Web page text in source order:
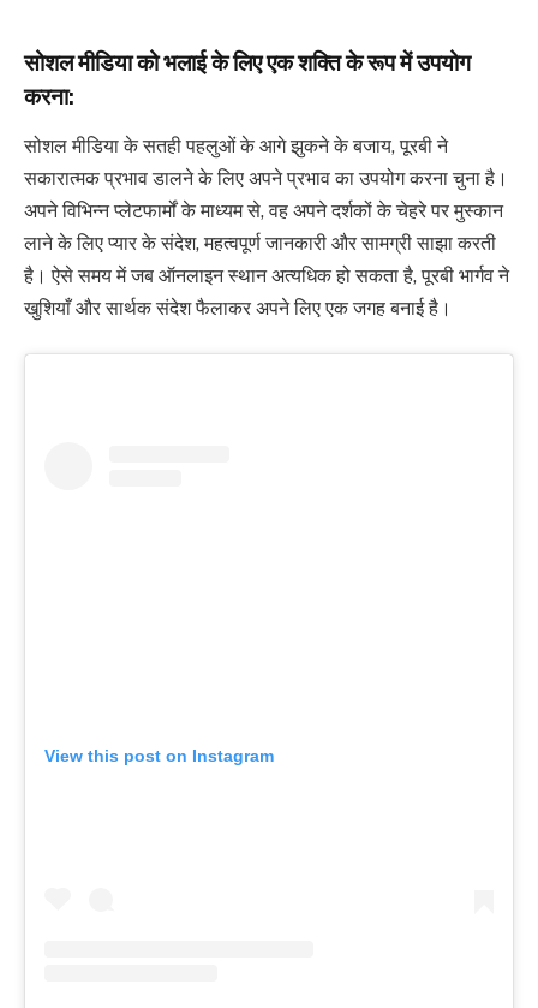
सोशल मीडिया को भलाई के लिए एक शक्ति के रूप में उपयोग
करना:
सोशल मीडिया के सतही पहलुओं के आगे झुकने के बजाय, पूरबी ने
सकारात्मक प्रभाव डालने के लिए अपने प्रभाव का उपयोग करना चुना है।
अपने विभिन्न प्लेटफार्मों के माध्यम से, वह अपने दर्शकों के चेहरे पर मुस्कान
लाने के लिए प्यार के संदेश, महत्वपूर्ण जानकारी और सामग्री साझा करती
है। ऐसे समय में जब ऑनलाइन स्थान अत्यधिक हो सकता है, पूरबी भार्गव ने
खुशियाँ और सार्थक संदेश फैलाकर अपने लिए एक जगह बनाई है।
View this post on Instagram